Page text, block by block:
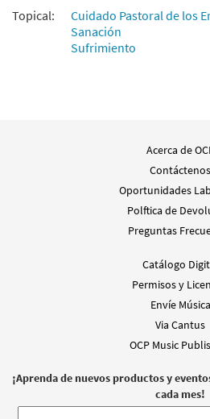
Topical:
Cuidado Pastoral de los
Sanación
Sufrimiento
Acerca de
Contáctenos
Oportunidades
Polftica de
Preguntas
Catálogo
Permisos y
Envíe Música
Via Cantus
OCP Music
¡Aprenda de nuevos productos y
cada mes!